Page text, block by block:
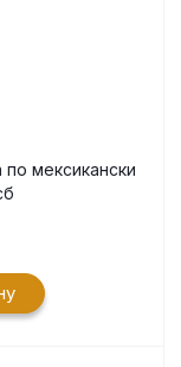
мексикански